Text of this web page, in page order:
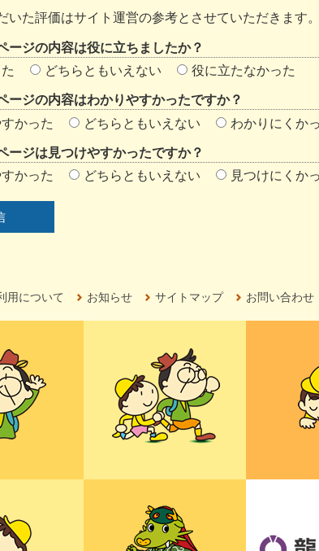
いた評価はサイト運営の参考とさせていただきます。
ージの内容は役に立ちましたか？
どちらともいえない 役に立たなかった
ージの内容はわかりやすかったですか？
かった
どちらともいえない わかりにくか
ージは見つけやすかったですか？
かった
どちらともいえない 見つけにくか
用について お知らせ サイトマップ お問い合わせ